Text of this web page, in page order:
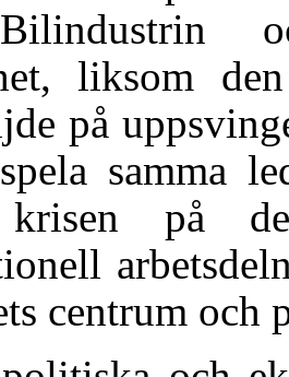
liksom
på
samma
krisen på
centrum och